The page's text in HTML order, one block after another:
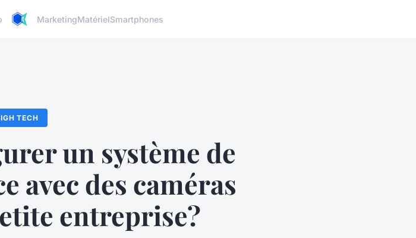
MarketingMatérielSmartphones
TECH
un système de
avec des caméras
entreprise?